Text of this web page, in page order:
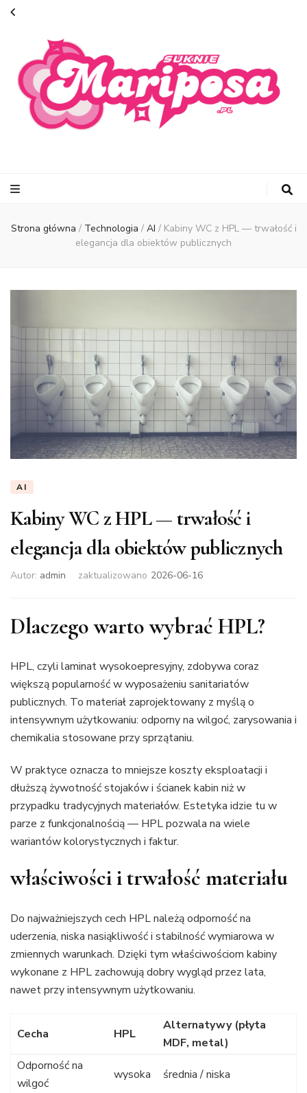
Strona główna / Technologia / AI / Kabiny WC z HPL — trwałość i
elegancja dla obiektów publicznych
AI
Kabiny WC z HPL — trwałość i
elegancja dla obiektów publicznych
Autor: admin zaktualizowano 2026-06-16
Dlaczego warto wybrać HPL?
HPL, czyli laminat wysokoepresyjny, zdobywa coraz
większą popularność w wyposażeniu sanitariatów
publicznych. To materiał zaprojektowany z myślą o
intensywnym użytkowaniu: odporny na wilgoć, zarysowania i
chemikalia stosowane przy sprzątaniu.
W praktyce oznacza to mniejsze koszty eksploatacji i
dłuższą żywotność stojaków i ścianek kabin niż w
przypadku tradycyjnych materiałów. Estetyka idzie tu w
parze z funkcjonalnością — HPL pozwala na wiele
wariantów kolorystycznych i faktur.
właściwości i trwałość materiału
Do najważniejszych cech HPL należą odporność na
uderzenia, niska nasiąkliwość i stabilność wymiarowa w
zmiennych warunkach. Dzięki tym właściwościom kabiny
wykonane z HPL zachowują dobry wygląd przez lata,
nawet przy intensywnym użytkowaniu.
Cecha HPL
Alternatywy (płyta
MDF, metal)
Odporność na
wilgoć
wysoka średnia / niska